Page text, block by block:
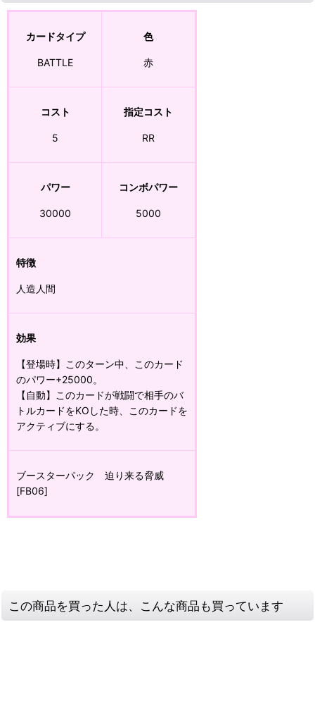
カードタイプ
BATTLE
色
赤
コスト
5
指定コスト
RR
パワー
30000
コンボパワー
5000
特徴
人造人間
効果
【登場時】このターン中、このカード
のパワー+25000。
【自動】このカードが戦闘で相手のバ
トルカードをKOした時、このカードを
アクティブにする。
ブースターパック 迫り来る脅威
[FB06]
この商品を買った人は、こんな商品も買っています